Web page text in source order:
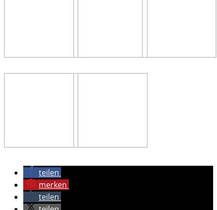
teilen
merken
teilen